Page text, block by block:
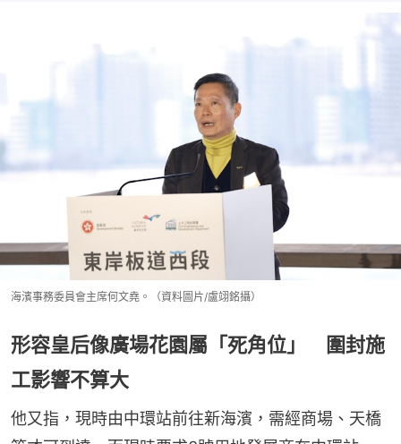
海濱事務委員會主席何文堯。（資料圖片/盧翊銘攝）
形容皇后像廣場花園屬「死角位」 圍封施
工影響不算大
他又指，現時由中環站前往新海濱，需經商場、天橋